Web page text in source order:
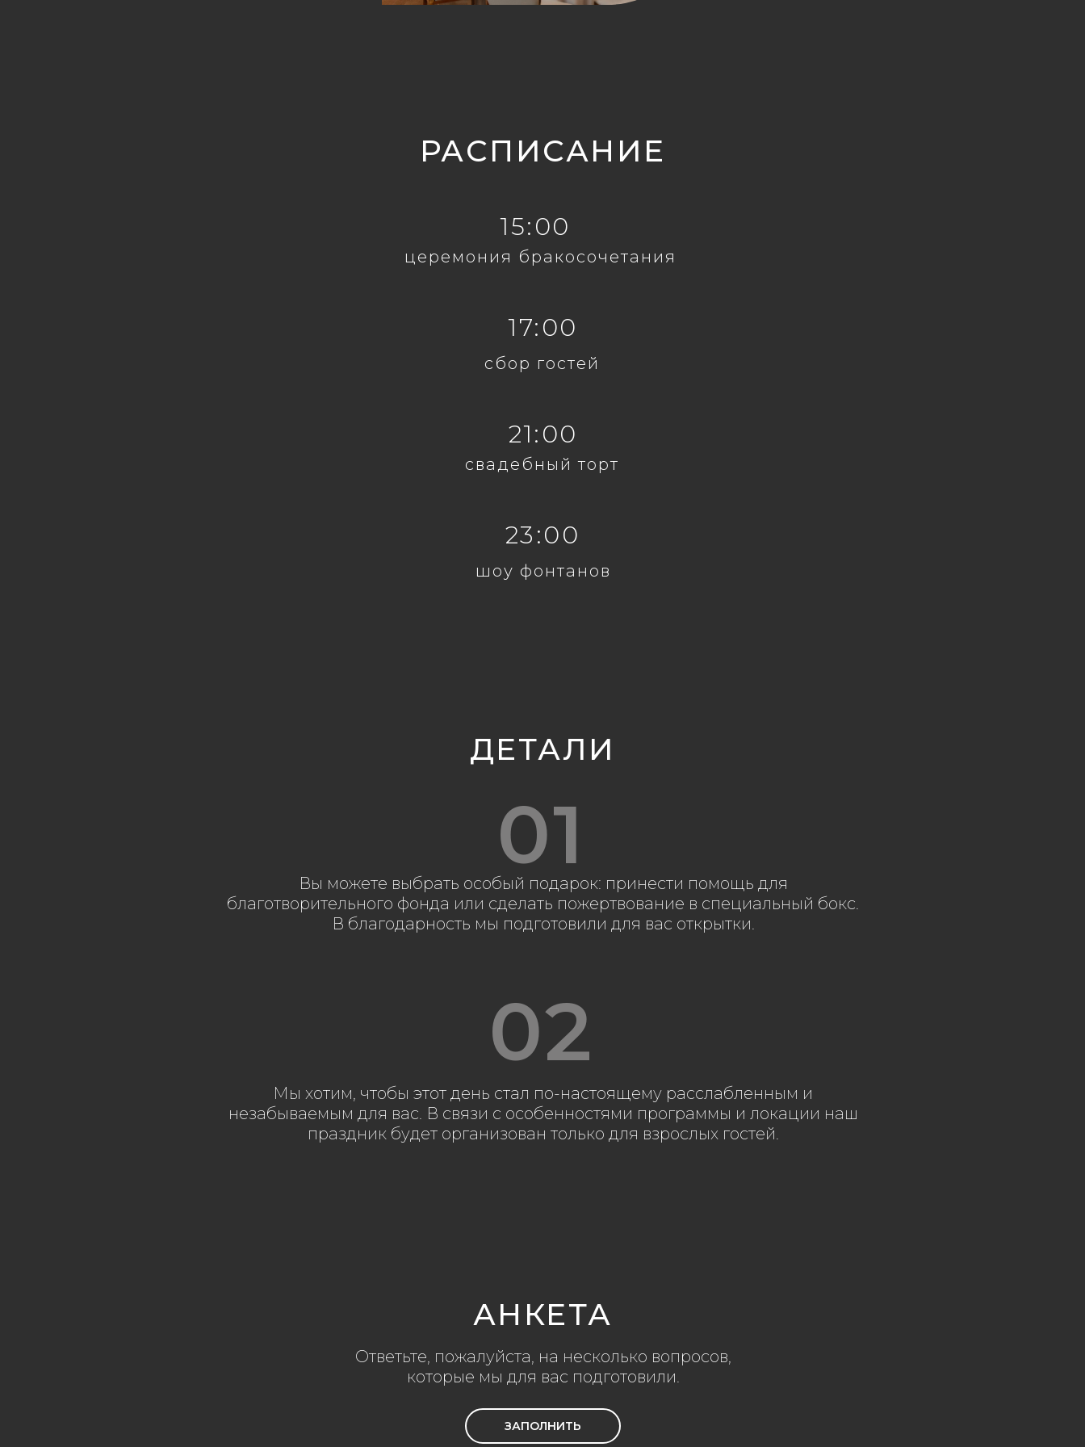
шоу фонтанов
23:00
свадебный торт
21:00
сбор гостей
17:00
церемония бракосочетания
15:00
РАСПИСАНИЕ
02
Вы можете выбрать особый подарок: принести помощь для
благотворительного фонда или сделать пожертвование в специальный бокс.
В благодарность мы подготовили для вас открытки.
01
Мы хотим, чтобы этот день стал по-настоящему расслабленным и
незабываемым для вас. В связи с особенностями программы и локации наш
праздник будет организован только для взрослых гостей.
ДЕТАЛИ
Ответьте, пожалуйста, на несколько вопросов,
которые мы для вас подготовили.
АНКЕТА
ЗАПОЛНИТЬ